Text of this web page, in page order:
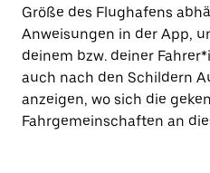
Größe des Flughafens
Anweisungen in der App,
deinem bzw. deiner
auch nach den Schildern
anzeigen, wo sich die
Fahrgemeinschaften an